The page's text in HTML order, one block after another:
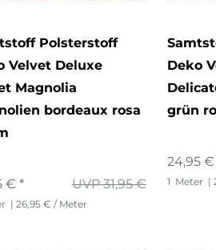
Polsterstoff
Velvet Deluxe
Magnolia
bordeaux rosa
UVP 31,95 €
€ *
| 26,95 € / Meter
Deko
grün
24,95 €
1 Meter |